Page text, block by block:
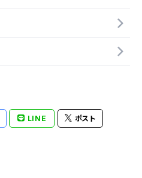
LINE ポスト